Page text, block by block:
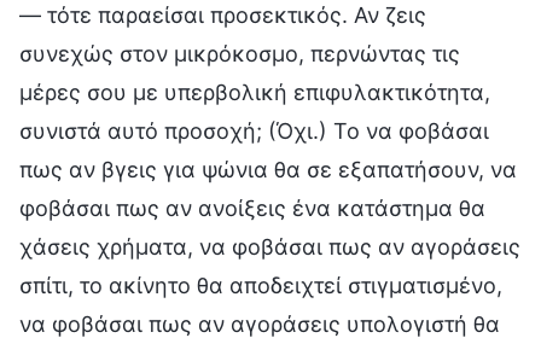
— τότε παραείσαι προσεκτικός. Αν ζεις
συνεχώς στον μικρόκοσμο, περνώντας τις
μέρες σου με υπερβολική επιφυλακτικότητα,
συνιστά αυτό προσοχή; (Όχι.) Το να φοβάσαι
πως αν βγεις για ψώνια θα σε εξαπατήσουν, να
φοβάσαι πως αν ανοίξεις ένα κατάστημα θα
χάσεις χρήματα, να φοβάσαι πως αν αγοράσεις
σπίτι, το ακίνητο θα αποδειχτεί στιγματισμένο,
να φοβάσαι πως αν αγοράσεις υπολογιστή θα